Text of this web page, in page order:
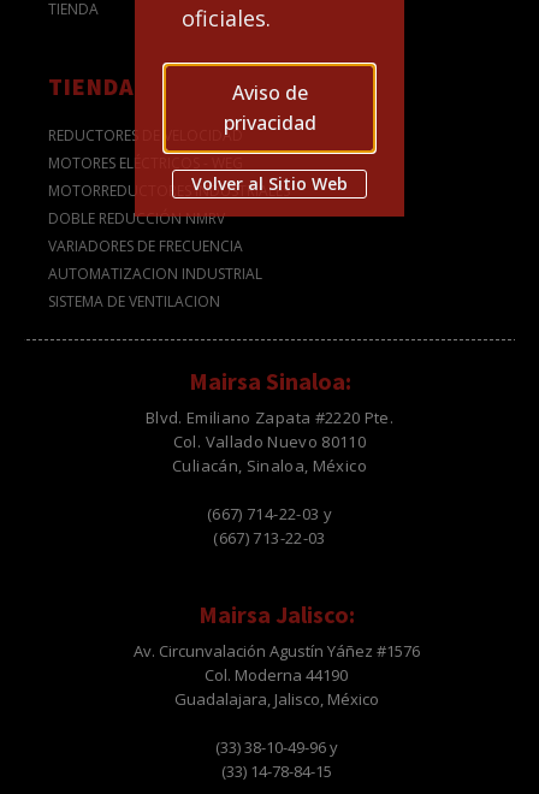
oficiales.
Aviso de
privacidad
Volver al Sitio Web
TIENDA
TIENDA
REDUCTORES DE VELOCIDAD
MOTORES ELÉCTRICOS - WEG
MOTORREDUCTORES INDUSTRIALES
DOBLE REDUCCIÓN NMRV
VARIADORES DE FRECUENCIA
AUTOMATIZACION INDUSTRIAL
SISTEMA DE VENTILACION
Mairsa Sinaloa:
Blvd. Emiliano Zapata #2220 Pte.
Col. Vallado Nuevo 80110
Culiacán, Sinaloa, México
(667) 714-22-03 y
(667) 713-22-03
Mairsa Jalisco:
Av. Circunvalación Agustín Yáñez #1576
Col. Moderna 44190
Guadalajara, Jalisco, México
(33) 38-10-49-96 y
(33) 14-78-84-15